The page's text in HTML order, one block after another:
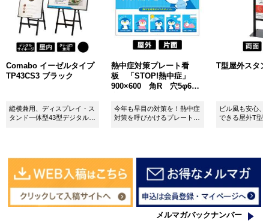
Comabo イーゼルタイプ
TP43CS3 ブラック
縦横兼用、ディスプレイ・ス
タンド一体型43型デジタルサ
熱中症対策プレート看
板 「STOP!熱中症」
900×600 角R 穴5φ6カ
今年も早目の対策を！熱中症
対策を呼びかけるプレート看
T型屋外スタ
ビル風も安心、
できる屋外T型
メルマガバックナンバー